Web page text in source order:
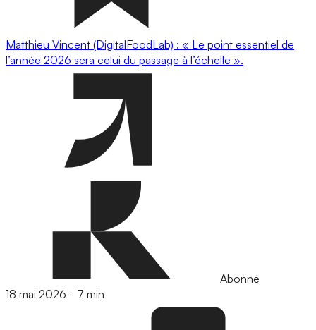
Matthieu Vincent (DigitalFoodLab) : « Le point essentiel de
l’année 2026 sera celui du passage à l’échelle ».
Abonné
18 mai 2026 - 7 min